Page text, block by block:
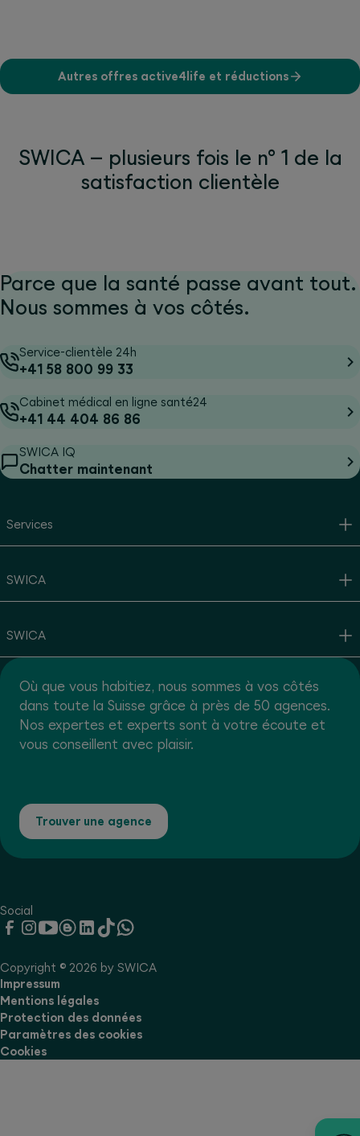
Autres offres active4life et réductions
SWICA – plusieurs fois le n° 1 de la
satisfaction clientèle
Parce que la santé passe avant tout.
Nous sommes à vos côtés.
Service-clientèle 24h
+41 58 800 99 33
Cabinet médical en ligne santé24
+41 44 404 86 86
SWICA IQ
Chatter maintenant
Services
SWICA
SWICA
Où que vous habitiez, nous sommes à vos côtés
dans toute la Suisse grâce à près de 50 agences.
Nos expertes et experts sont à votre écoute et
vous conseillent avec plaisir.
Trouver une agence
Social
Copyright © 2026 by SWICA
Impressum
Mentions légales
Protection des données
Paramètres des cookies
Cookies